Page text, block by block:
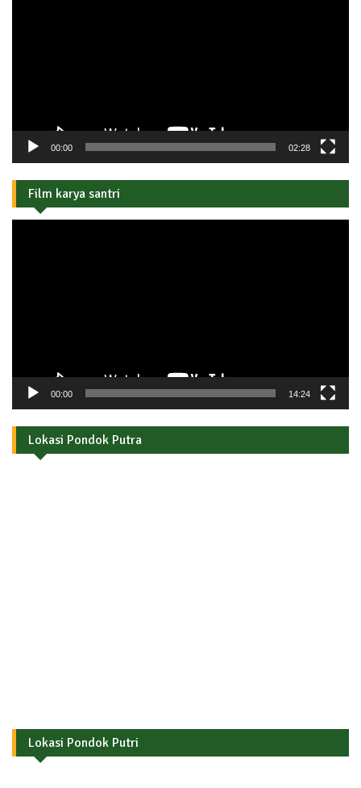
00:00 02:28
Film karya santri
00:00 14:24
Lokasi Pondok Putra
Lokasi Pondok Putri